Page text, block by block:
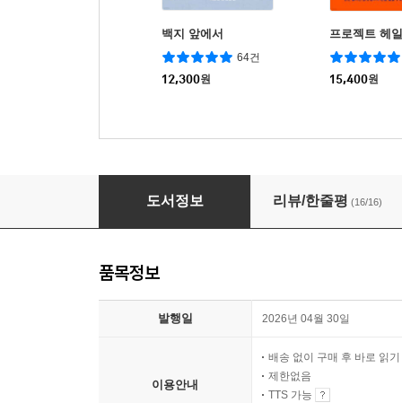
백지 앞에서
64건
12,300원
프로젝트 헤
15,400원
오후의 마지막 잔디
도서정보 리뷰/한줄평 (16/16)
품목정보
발행일 2026년 04월 30일
이용안내
배송 없이 구매 후 바로 읽기
제한없음
TTS 가능